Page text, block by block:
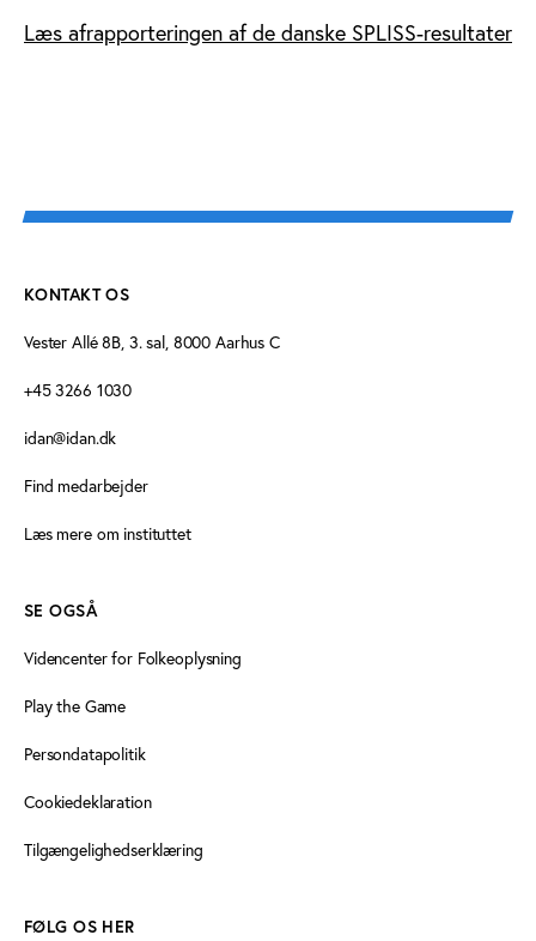
Læs afrapporteringen af de danske SPLISS-resultater
KONTAKT OS
Vester Allé 8B, 3. sal, 8000 Aarhus C
+45 3266 1030
idan@idan.dk
Find medarbejder
Læs mere om instituttet
SE OGSÅ
Videncenter for Folkeoplysning
Play the Game
Persondatapolitik
Cookiedeklaration
Tilgængelighedserklæring
FØLG OS HER